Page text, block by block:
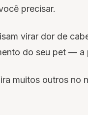
precisar.
virar dor de
do seu pet — a
muitos outros no